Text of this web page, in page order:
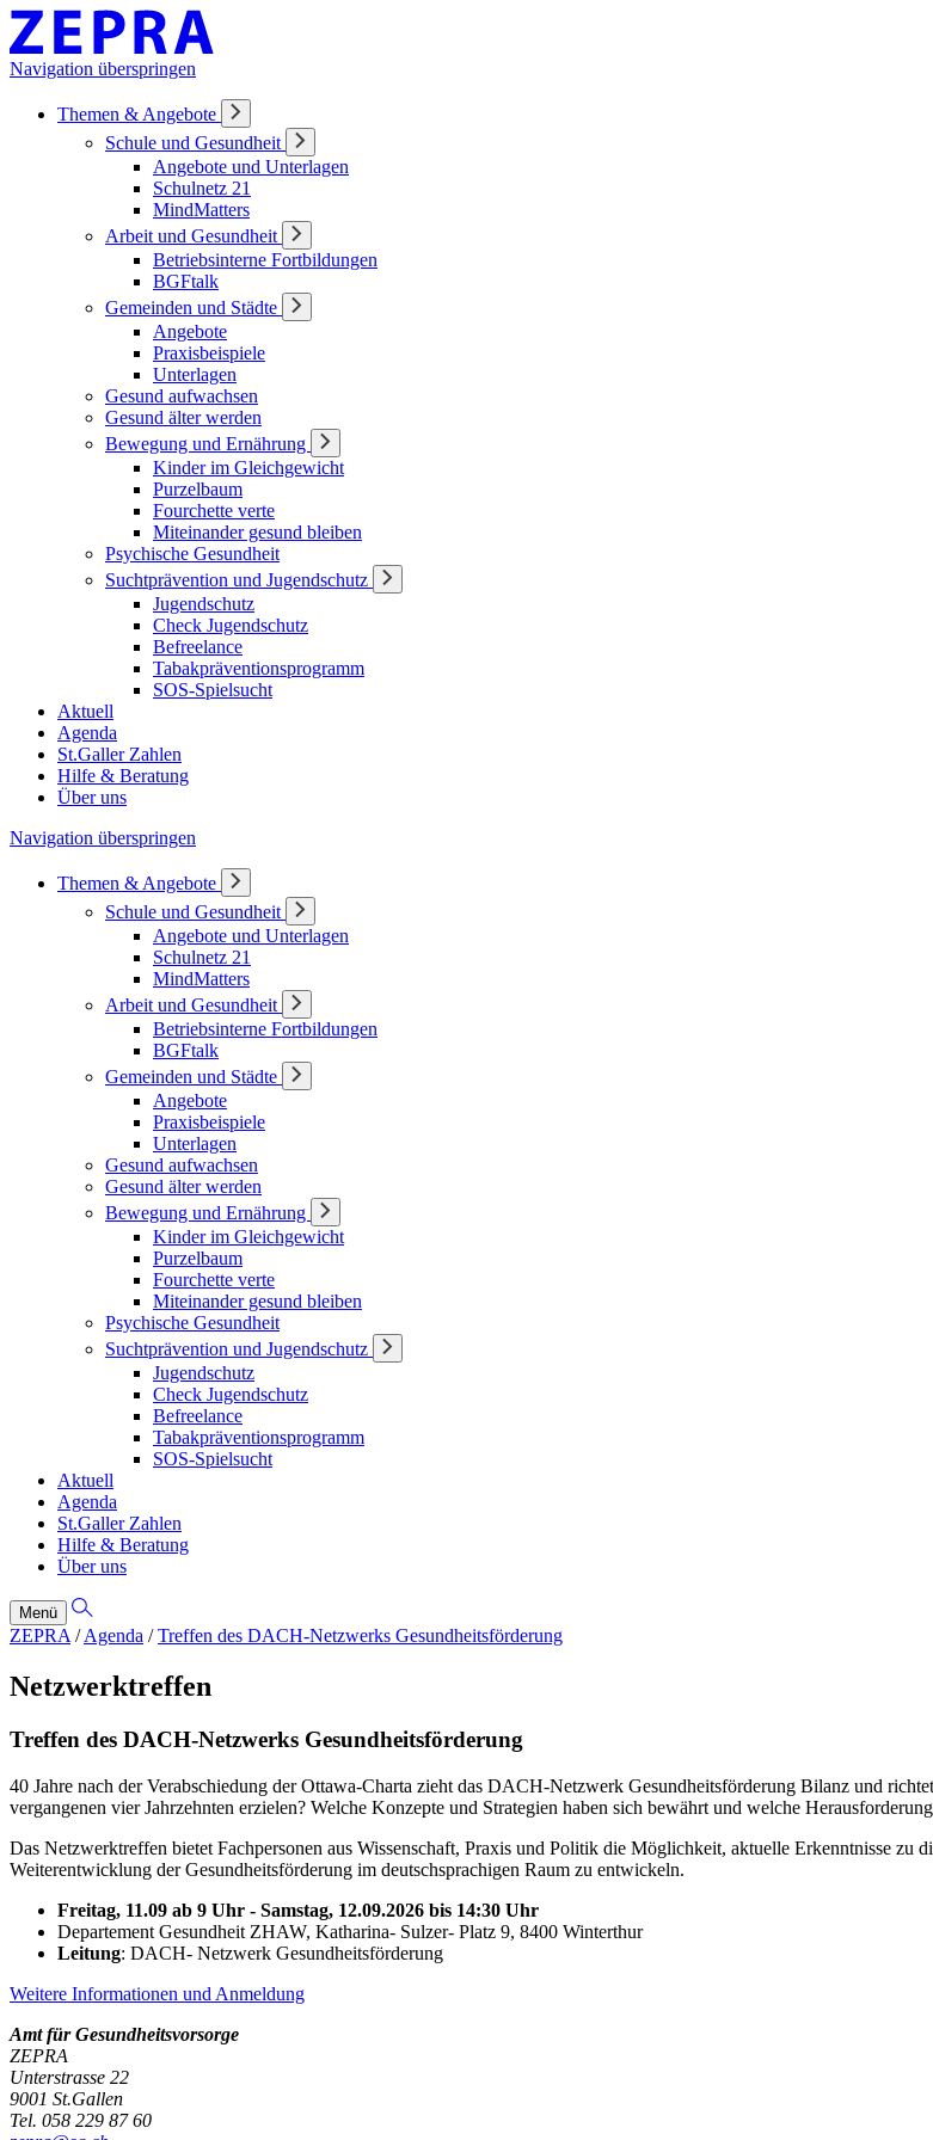
Navigation überspringen
Themen & Angebote
Schule und Gesundheit
Angebote und Unterlagen
Schulnetz 21
MindMatters
Arbeit und Gesundheit
Betriebsinterne Fortbildungen
BGFtalk
Gemeinden und Städte
Angebote
Praxisbeispiele
Unterlagen
Gesund aufwachsen
Gesund älter werden
Bewegung und Ernährung
Kinder im Gleichgewicht
Purzelbaum
Fourchette verte
Miteinander gesund bleiben
Psychische Gesundheit
Suchtprävention und Jugendschutz
Jugendschutz
Check Jugendschutz
Befreelance
Tabakpräventionsprogramm
SOS-Spielsucht
Aktuell
Agenda
St.Galler Zahlen
Hilfe & Beratung
Über uns
Navigation überspringen
Themen & Angebote
Schule und Gesundheit
Angebote und Unterlagen
Schulnetz 21
MindMatters
Arbeit und Gesundheit
Betriebsinterne Fortbildungen
BGFtalk
Gemeinden und Städte
Angebote
Praxisbeispiele
Unterlagen
Gesund aufwachsen
Gesund älter werden
Bewegung und Ernährung
Kinder im Gleichgewicht
Purzelbaum
Fourchette verte
Miteinander gesund bleiben
Psychische Gesundheit
Suchtprävention und Jugendschutz
Jugendschutz
Check Jugendschutz
Befreelance
Tabakpräventionsprogramm
SOS-Spielsucht
Aktuell
Agenda
St.Galler Zahlen
Hilfe & Beratung
Über uns
Menü
ZEPRA / Agenda / Treffen des DACH-Netzwerks Gesundheitsförderung
Netzwerktreffen
Treffen des DACH-Netzwerks Gesundheitsförderung
40 Jahre nach der Verabschiedung der Ottawa-Charta zieht das DACH-Netzwerk Gesundheitsförderung Bilanz und
vergangenen vier Jahrzehnten erzielen? Welche Konzepte und Strategien haben sich bewährt und welche
Das Netzwerktreffen bietet Fachpersonen aus Wissenschaft, Praxis und Politik die Möglichkeit, aktuelle Erkenntnisse zu
Weiterentwicklung der Gesundheitsförderung im deutschsprachigen Raum zu entwickeln.
Freitag, 11.09 ab 9 Uhr - Samstag, 12.09.2026 bis 14:30 Uhr
Departement Gesundheit ZHAW, Katharina- Sulzer- Platz 9, 8400 Winterthur
Leitung: DACH- Netzwerk Gesundheitsförderung
Weitere Informationen und Anmeldung
Amt für Gesundheitsvorsorge
ZEPRA
Unterstrasse 22
9001 St.Gallen
Tel. 058 229 87 60